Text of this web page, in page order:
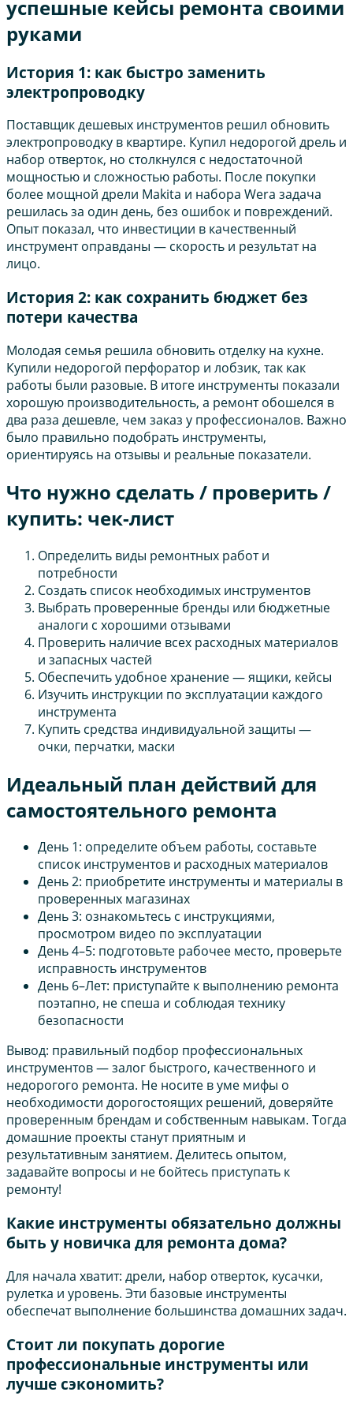
успешные кейсы ремонта своими
руками
История 1: как быстро заменить
электропроводку
Поставщик дешевых инструментов решил обновить
электропроводку в квартире. Купил недорогой дрель и
набор отверток, но столкнулся с недостаточной
мощностью и сложностью работы. После покупки
более мощной дрели Makita и набора Wera задача
решилась за один день, без ошибок и повреждений.
Опыт показал, что инвестиции в качественный
инструмент оправданы — скорость и результат на
лицо.
История 2: как сохранить бюджет без
потери качества
Молодая семья решила обновить отделку на кухне.
Купили недорогой перфоратор и лобзик, так как
работы были разовые. В итоге инструменты показали
хорошую производительность, а ремонт обошелся в
два раза дешевле, чем заказ у профессионалов. Важно
было правильно подобрать инструменты,
ориентируясь на отзывы и реальные показатели.
Что нужно сделать / проверить /
купить: чек-лист
Определить виды ремонтных работ и
потребности
Создать список необходимых инструментов
Выбрать проверенные бренды или бюджетные
аналоги с хорошими отзывами
Проверить наличие всех расходных материалов
и запасных частей
Обеспечить удобное хранение — ящики, кейсы
Изучить инструкции по эксплуатации каждого
инструмента
Купить средства индивидуальной защиты —
очки, перчатки, маски
Идеальный план действий для
самостоятельного ремонта
День 1: определите объем работы, составьте
список инструментов и расходных материалов
День 2: приобретите инструменты и материалы в
проверенных магазинах
День 3: ознакомьтесь с инструкциями,
просмотром видео по эксплуатации
День 4–5: подготовьте рабочее место, проверьте
исправность инструментов
День 6–Лет: приступайте к выполнению ремонта
поэтапно, не спеша и соблюдая технику
безопасности
Вывод: правильный подбор профессиональных
инструментов — залог быстрого, качественного и
недорогого ремонта. Не носите в уме мифы о
необходимости дорогостоящих решений, доверяйте
проверенным брендам и собственным навыкам. Тогда
домашние проекты станут приятным и
результативным занятием. Делитесь опытом,
задавайте вопросы и не бойтесь приступать к
ремонту!
Какие инструменты обязательно должны
быть у новичка для ремонта дома?
Для начала хватит: дрели, набор отверток, кусачки,
рулетка и уровень. Эти базовые инструменты
обеспечат выполнение большинства домашних задач.
Стоит ли покупать дорогие
профессиональные инструменты или
лучше сэкономить?